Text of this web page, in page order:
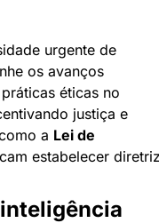
Diante desses desafios, há uma necessidade urgente de
os avanços
éticas no
justiça e
a Lei de
estabelecer